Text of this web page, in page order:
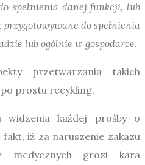
spełnienia danej funkcji, lub
do spełnienia
lub ogólnie w gospodarce.
przetwarzania takich
prostu recykling.
widzenia każdej prośby o
iż za naruszenie zakazu
medycznych grozi kara